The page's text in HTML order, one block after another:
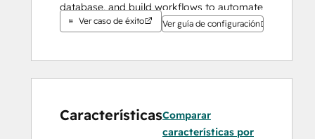
database, and build workflows to automate
business processes.
Ver caso de éxito Ver guía de configuración
CaracterísticasComparar
características por